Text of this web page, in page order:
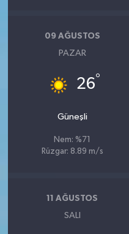
09 AĞUSTOS
PAZAR
26°
Güneşli
Nem: %71
Rüzgar: 8.89 m/s
11 AĞUSTOS
SALI